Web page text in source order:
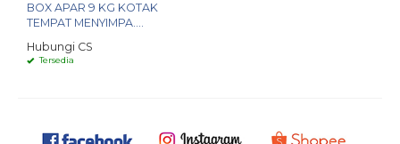
BOX APAR 9 KG KOTAK
TEMPAT MENYIMPA....
Hubungi CS
Tersedia